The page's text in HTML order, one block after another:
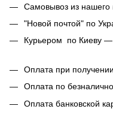
Самовывоз из нашего
"Новой почтой" по
Курьером по Киеву —
Оплата при получении
Оплата по
Оплата банковской